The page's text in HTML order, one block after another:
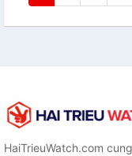
HaiTrieuWatch.com